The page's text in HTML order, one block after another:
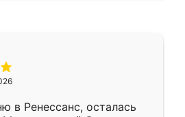
в Ренессанс, осталась